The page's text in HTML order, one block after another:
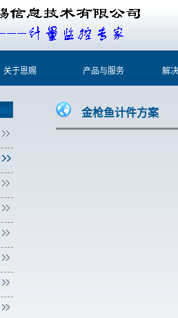
关于恩赐 产品与服务 解
金枪鱼计件方案